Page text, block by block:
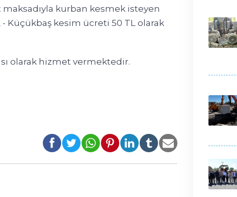
maksadıyla kurban kesmek isteyen
Küçükbaş kesim ücreti 50 TL olarak
olarak hizmet vermektedir.